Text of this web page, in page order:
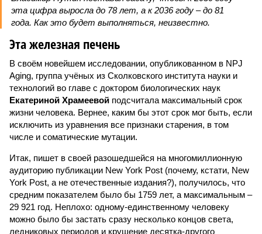
эта цифра выросла до 78 лет, а к 2036 году – до 81
года. Как это будет выполняться, неизвестно.
Эта железная печень
В своём новейшем исследовании, опубликованном в NPJ
Aging, группа учёных из Сколковского института науки и
технологий во главе с доктором биологических наук
Екатериной Храмеевой подсчитала максимальный срок
жизни человека. Вернее, каким бы этот срок мог быть, если
исключить из уравнения все признаки старения, в том
числе и соматические мутации.
Итак, пишет в своей разошедшейся на многомиллионную
аудиторию публикации New York Post (почему, кстати, New
York Post, а не отечественные издания?), получилось, что
средним показателем было бы 1759 лет, а максимальным –
29 921 год. Неплохо: одному-единственному человеку
можно было бы застать сразу несколько концов света,
ледниковых периодов и крушение десятка-другого